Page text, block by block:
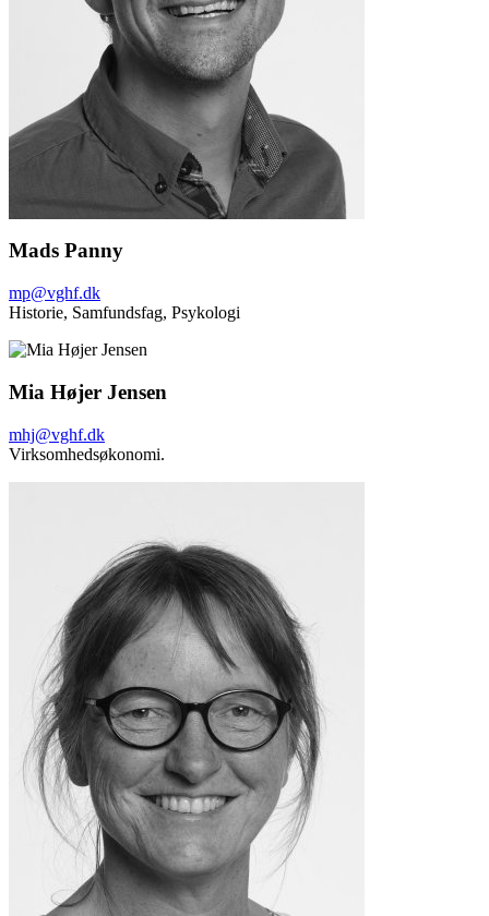
Mads Panny
mp@vghf.dk
Historie, Samfundsfag, Psykologi
Mia Højer Jensen
mhj@vghf.dk
Virksomhedsøkonomi.